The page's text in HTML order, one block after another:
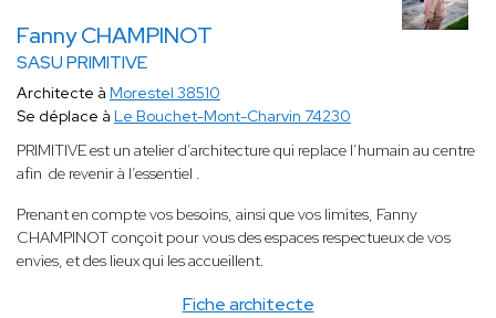
Fanny CHAMPINOT
SASU PRIMITIVE
Fiche architecte
Architecte à Morestel 38510
Se déplace à Le Bouchet-Mont-Charvin 74230
PRIMITIVE est un atelier d’architecture qui replace l’humain au centre
afin de revenir à l’essentiel .
Prenant en compte vos besoins, ainsi que vos limites, Fanny
CHAMPINOT conçoit pour vous des espaces respectueux de vos
envies, et des lieux qui les accueillent.